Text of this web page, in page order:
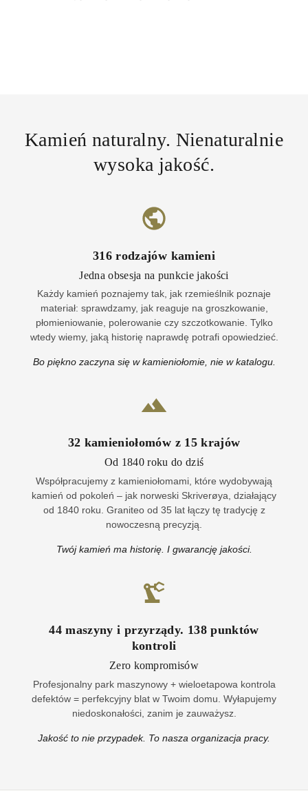
Kamień naturalny. Nienaturalnie
wysoka jakość.
316 rodzajów kamieni
Jedna obsesja na punkcie jakości
Każdy kamień poznajemy tak, jak rzemieślnik poznaje
materiał: sprawdzamy, jak reaguje na groszkowanie,
płomieniowanie, polerowanie czy szczotkowanie. Tylko
wtedy wiemy, jaką historię naprawdę potrafi opowiedzieć.
Bo piękno zaczyna się w kamieniołomie, nie w katalogu.
32 kamieniołomów z 15krajów
Od 1840 roku do dziś
Współpracujemy z kamieniołomami, które wydobywają
kamień od pokoleń – jak norweski Skriverøya, działający
od 1840 roku. Graniteo od 35 lat łączy tę tradycję z
nowoczesną precyzją.
Twój kamień ma historię. I gwarancję jakości.
44 maszyny i przyrządy. 138punktów
kontroli
Zero kompromisów
Profesjonalny park maszynowy + wieloetapowa kontrola
defektów = perfekcyjny blat w Twoim domu. Wyłapujemy
niedoskonałości, zanim je zauważysz.
Jakość to nie przypadek. To nasza organizacja pracy.